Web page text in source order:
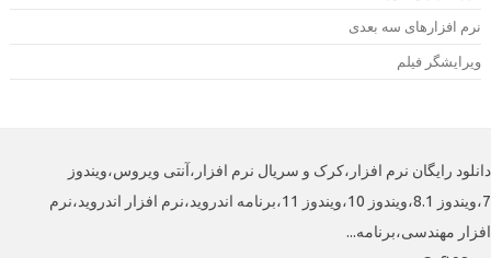
افزارهای سه بعدی
فیلم
رایگان نرم افزار،کرک و سریال نرم افزار،آنتی ویروس،ویندوز
7،ویندوز 8.1،ویندوز 10،ویندوز 11،برنامه اندروید،نرم افزار اندروید،نرم
مهندسی،برنامه...